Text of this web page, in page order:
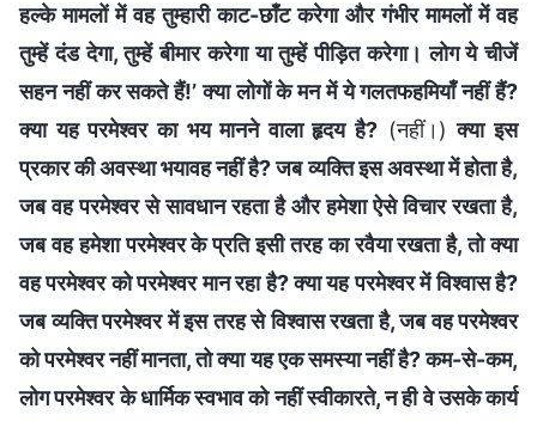
हल्के मामलों में वह तुम्हारी काट-छाँट करेगा और गंभीर मामलों में वह
तुम्हें दंड देगा, तुम्हें बीमार करेगा या तुम्हें पीड़ित करेगा। लोग ये चीजें
सहन नहीं कर सकते हैं!’ क्या लोगों के मन में ये गलतफहमियाँ नहीं हैं?
क्या यह परमेश्वर का भय मानने वाला हृदय है? (नहीं।)क्या इस
प्रकार की अवस्था भयावह नहीं है? जब व्यक्ति इस अवस्था में होता है,
जब वह परमेश्वर से सावधान रहता है और हमेशा ऐसे विचार रखता है,
जब वह हमेशा परमेश्वर के प्रति इसी तरह का रवैया रखता है, तो क्या
वह परमेश्वर को परमेश्वर मान रहा है? क्या यह परमेश्वर में विश्वास है?
जब व्यक्ति परमेश्वर में इस तरह से विश्वास रखता है, जब वह परमेश्वर
को परमेश्वर नहीं मानता, तो क्या यह एक समस्या नहीं है? कम-से-कम,
लोग परमेश्वर के धार्मिक स्वभाव को नहीं स्वीकारते, न ही वे उसके कार्य